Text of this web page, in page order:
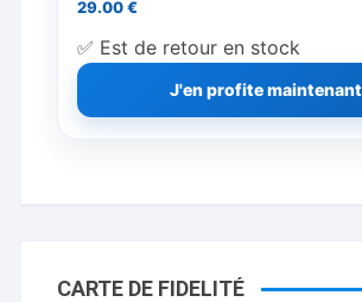
29.00€
✅ Est de retour en stock
J'en profite maintenant
CARTE DE FIDELITÉ